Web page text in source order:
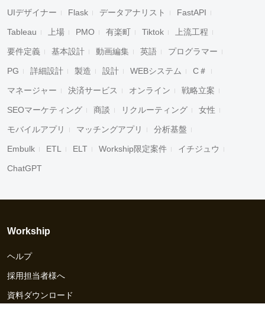
UIデザイナー Flask データアナリスト FastAPI
Tableau 上場 PMO 有楽町 Tiktok 上流工程
要件定義 基本設計 動画編集 英語 プログラマー
PG 詳細設計 製造 設計 WEBシステム C＃
マネージャー 決済サービス オンライン 戦略立案
SEOマーケティング 商談 リクルーティング 女性
モバイルアプリ マッチングアプリ 分析基盤
Embulk ETL ELT Workship限定案件 イチジュウ
ChatGPT
Workship
ヘルプ
採用担当者様へ
資料ダウンロード